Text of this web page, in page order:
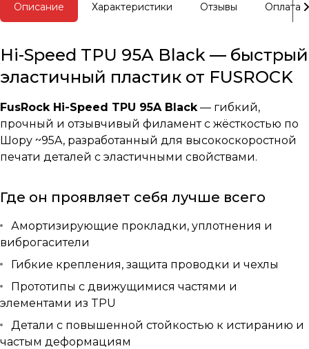
Описание Характеристики Отзывы Оплата
Hi-Speed TPU 95A Black — быстрый
эластичный пластик от FUSROCK
FusRock Hi-Speed TPU 95A Black— гибкий,
прочный и отзывчивый филамент с жёсткостью по
Шору ~95A, разработанный для высокоскоростной
печати деталей с эластичными свойствами.
Где он проявляет себя лучше всего
Амортизирующие прокладки, уплотнения и
виброгасители
Гибкие крепления, защита проводки и чехлы
Прототипы с движущимися частями и
элементами из TPU
Детали с повышенной стойкостью к истиранию и
частым деформациям